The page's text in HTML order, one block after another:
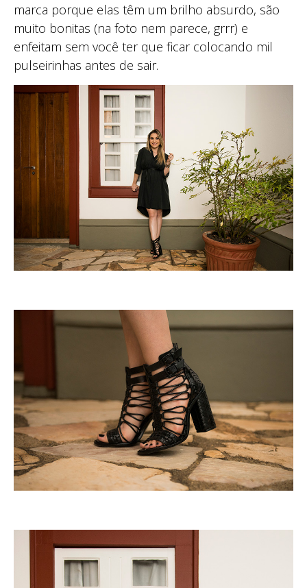
marca porque elas têm um brilho absurdo, são
muito bonitas (na foto nem parece, grrr) e
enfeitam sem você ter que ficar colocando mil
pulseirinhas antes de sair.